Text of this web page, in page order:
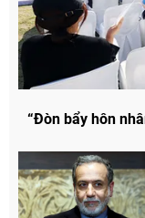
“Đòn bẩy hôn